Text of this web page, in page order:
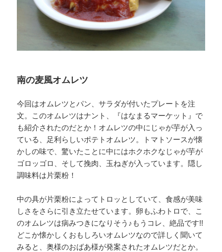
南の麦風オムレツ
今回はオムレツとパン、サラダが付いたプレートを注
文。このオムレツはナント、『はなまるマーケット』で
も紹介されたのだとか！オムレツの中にじゃが芋が入っ
ている、足利らしいポテトオムレツ。トマトソースが懐
かしの味で、驚いたことに中にはホクホクなじゃが芋が
ゴロッゴロ、そして挽肉、玉ねぎが入っています。隠し
調味料は片栗粉！
中の具が片栗粉によってトロッとしていて、食感が美味
しさをさらに引き立たせています。卵もふわトロで、こ
のオムレツは病みつきになりそう♪もうコレ、絶品です!!
どこか懐かしくおもしろいオムレツなので詳しく聞いて
みると、奥様のおばあ様が発案されたオムレツだとか。